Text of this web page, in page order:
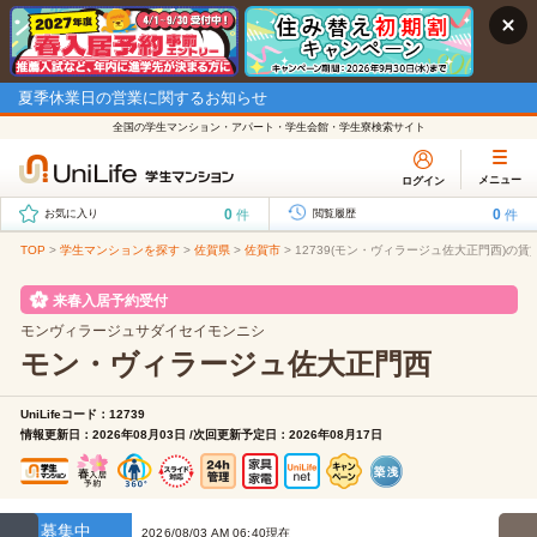
夏季休業日の営業に関するお知らせ
全国の学生マンション・アパート・学生会館・学生寮検索サイト
ログイン メニュー
お気に入り 0 件 閲覧履歴 0 件
TOP > 学生マンションを探す > 佐賀県 > 佐賀市 > 12739(モン・ヴィラージュ佐大正門西)の賃
来春入居予約受付
モンヴィラージュサダイセイモンニシ
モン・ヴィラージュ佐大正門西
UniLifeコード：12739
情報更新日：2026年08月03日 /次回更新予定日：2026年08月17日
募集中 2026/08/03 AM 06:40現在